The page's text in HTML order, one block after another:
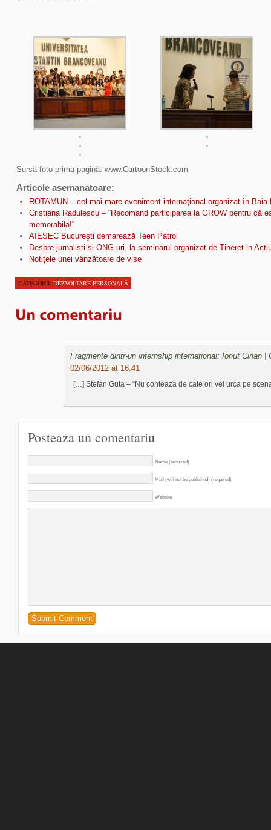
Sursă foto prima pagină: www.CartoonStock.com
Articole asemanatoare:
ROTAMUN – cel mai mare eveniment internaţional organizat în Baia
Cristiana Radulescu – “Recomand participarea la GROW pentru că
memorabila!”
AIESEC Bucureşti demarează Teen Patrol
Despre jurnalisti si ONG-uri, la seminarul organizat de Tineret in
Notițele unei vânzătoare de vise
CATEGORII: DEZVOLTARE PERSONALĂ
Fragmente dintr-un internship international: Ionut Cirlan |
02/06/2012 at 16:41
[…] Stefan Guta – “Nu conteaza de cate ori vei urca pe
Posteaza un comentariu
Name (required)
Mail (will not be published) (required)
Website